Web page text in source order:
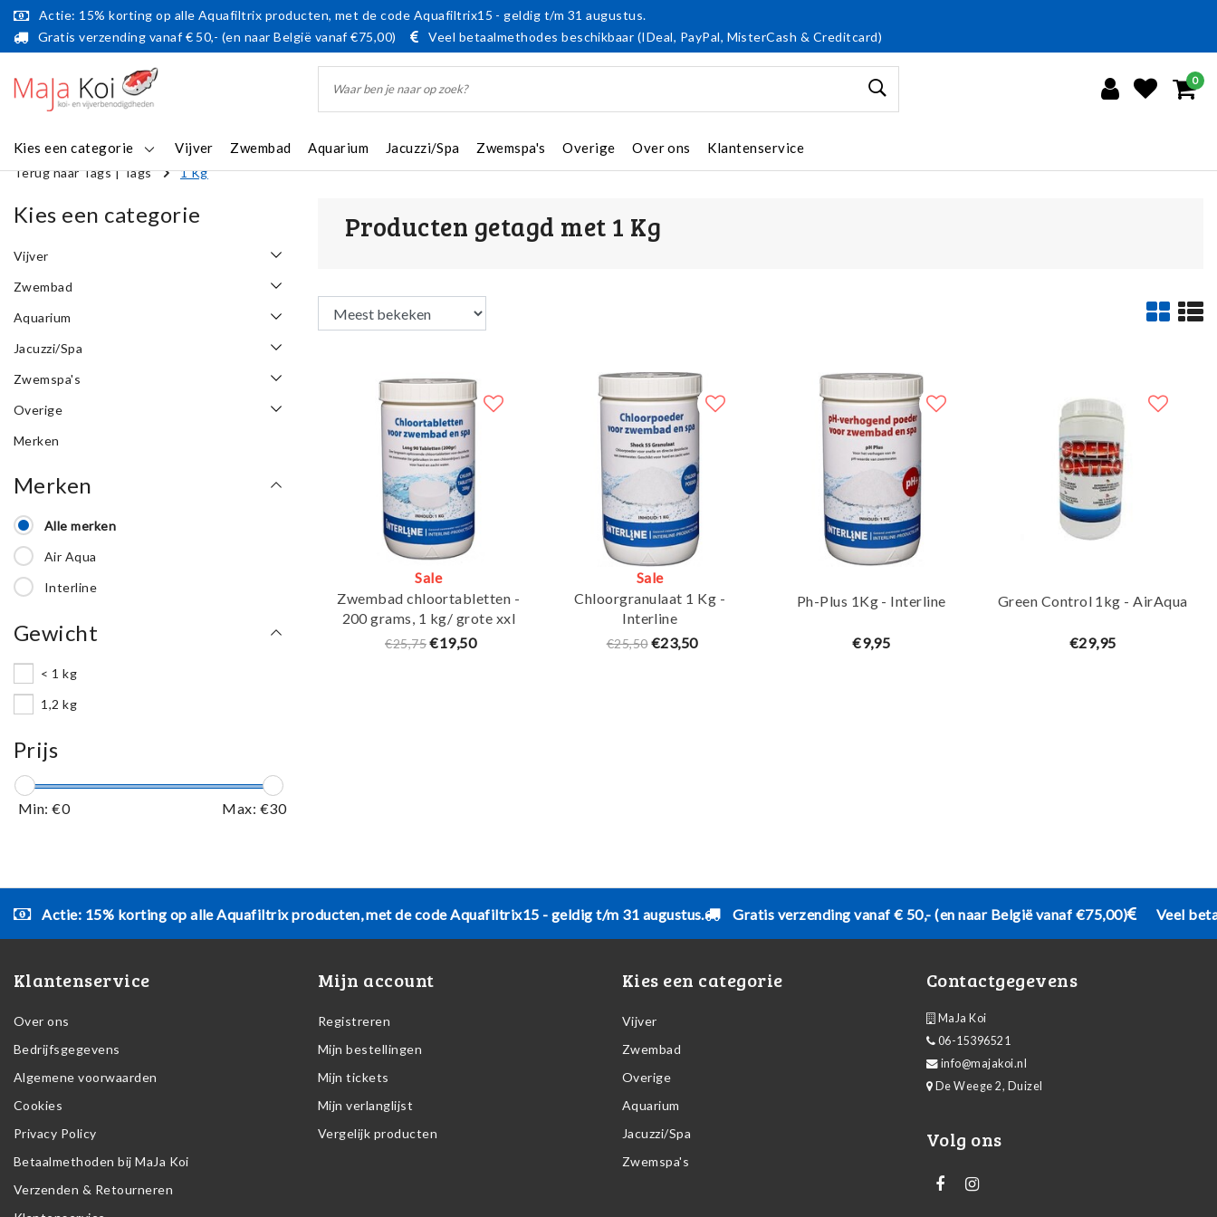
Actie: 15% korting op alle Aquafiltrix producten, met de code Aquafiltrix15 - geldig t/m 31 augustus.
Gratis verzending vanaf € 50,- (en naar België vanaf €75,00)
Veel betaalmethodes beschikbaar (IDeal, PayPal, MisterCash & Creditcard)
0
Kies een categorie Vijver Zwembad Aquarium Jacuzzi/Spa Zwemspa's Overige Over ons Klantenservice
Terug naar Tags|Tags 1 Kg
Kies een categorie
Vijver
Zwembad
Aquarium
Jacuzzi/Spa
Zwemspa's
Overige
Merken
Merken
Alle merken
Air Aqua
Interline
Gewicht
< 1 kg
1,2 kg
Prijs
Min: €0 Max: €30
Producten getagd met 1 Kg
Sale
Zwembad chloortabletten -
200 grams, 1 kg/ grote xxl
tabs - Interline
€25,75 €19,50
Sale
Chloorgranulaat 1 Kg -
Interline
€25,50 €23,50
Ph-Plus 1Kg - Interline
€9,95
Green Control 1kg - AirAqua
€29,95
Actie: 15% korting op alle Aquafiltrix producten, met de code Aquafiltrix15 - geldig t/m 31 augustus. Gratis verzending vanaf € 50,- (en naar België vanaf €75,00) Veel
Klantenservice
Over ons
Bedrijfsgegevens
Algemene voorwaarden
Cookies
Privacy Policy
Betaalmethoden bij MaJa Koi
Verzenden & Retourneren
Mijn account
Registreren
Mijn bestellingen
Mijn tickets
Mijn verlanglijst
Vergelijk producten
Kies een categorie
Vijver
Zwembad
Overige
Aquarium
Jacuzzi/Spa
Zwemspa's
Contactgegevens
MaJa Koi
06-15396521
info@majakoi.nl
De Weege 2, Duizel
Volg ons